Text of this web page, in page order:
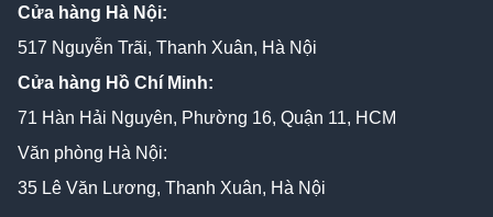
Cửa hàng Hà Nội:
517 Nguyễn Trãi, Thanh Xuân, Hà Nội
Cửa hàng Hồ Chí Minh:
71 Hàn Hải Nguyên, Phường 16, Quận 11, HCM
Văn phòng Hà Nội:
35 Lê Văn Lương, Thanh Xuân, Hà Nội